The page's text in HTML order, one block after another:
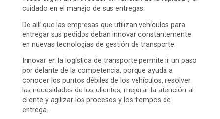
cuidado en el manejo de sus entregas.
De allí que las empresas que utilizan vehículos para
entregar sus pedidos deban innovar constantemente
en nuevas tecnologías de gestión de transporte.
Innovar en la logística de transporte permite ir un paso
por delante de la competencia, porque ayuda a
conocer los puntos débiles de los vehículos, resolver
las necesidades de los clientes, mejorar la atención al
cliente y agilizar los procesos y los tiempos de
entrega.